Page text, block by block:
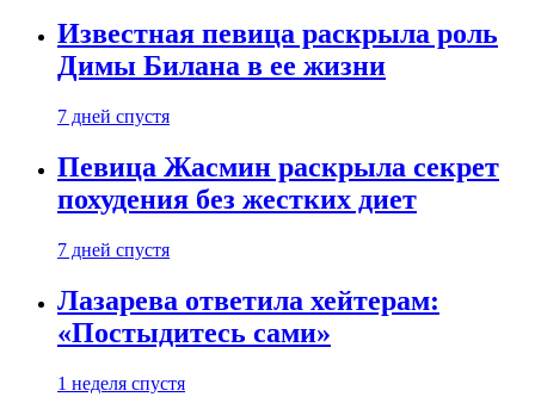
Известная певица раскрыла роль
Димы Билана в ее жизни
7 дней спустя
Певица Жасмин раскрыла секрет
похудения без жестких диет
7 дней спустя
Лазарева ответила хейтерам:
«Постыдитесь сами»
1 неделя спустя